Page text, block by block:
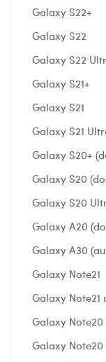
Galaxy S22+
Galaxy S22
Galaxy S22
Galaxy S21+
Galaxy S21
Galaxy S21
Galaxy S20+
Galaxy S20
Galaxy S20
Galaxy A20
Galaxy A30
Galaxy Note21
Galaxy Note21
Galaxy Note20
Galaxy